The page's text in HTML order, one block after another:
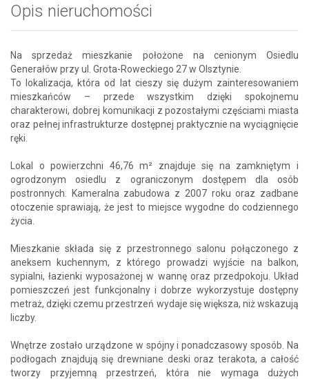
Opis nieruchomości
Na sprzedaż mieszkanie położone na cenionym Osiedlu
Generałów przy ul. Grota-Roweckiego 27 w Olsztynie.
To lokalizacja, która od lat cieszy się dużym zainteresowaniem
mieszkańców – przede wszystkim dzięki spokojnemu
charakterowi, dobrej komunikacji z pozostałymi częściami miasta
oraz pełnej infrastrukturze dostępnej praktycznie na wyciągnięcie
ręki.
Lokal o powierzchni 46,76 m² znajduje się na zamkniętym i
ogrodzonym osiedlu z ograniczonym dostępem dla osób
postronnych. Kameralna zabudowa z 2007 roku oraz zadbane
otoczenie sprawiają, że jest to miejsce wygodne do codziennego
życia.
Mieszkanie składa się z przestronnego salonu połączonego z
aneksem kuchennym, z którego prowadzi wyjście na balkon,
sypialni, łazienki wyposażonej w wannę oraz przedpokoju. Układ
pomieszczeń jest funkcjonalny i dobrze wykorzystuje dostępny
metraż, dzięki czemu przestrzeń wydaje się większa, niż wskazują
liczby.
Wnętrze zostało urządzone w spójny i ponadczasowy sposób. Na
podłogach znajdują się drewniane deski oraz terakota, a całość
tworzy przyjemną przestrzeń, która nie wymaga dużych